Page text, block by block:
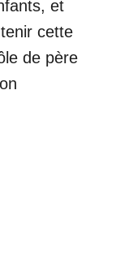
et
cette
de père